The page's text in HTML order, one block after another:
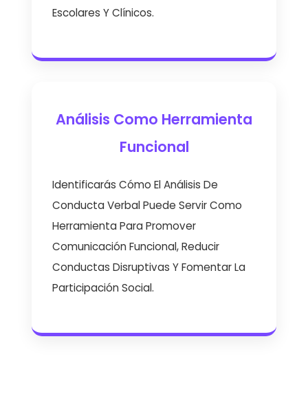
Escolares Y Clínicos.
Análisis Como Herramienta
Funcional
Identificarás Cómo El Análisis De
Conducta Verbal Puede Servir Como
Herramienta Para Promover
Comunicación Funcional, Reducir
Conductas Disruptivas Y Fomentar La
Participación Social.